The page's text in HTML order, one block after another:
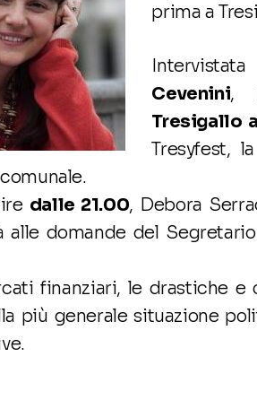
prima a
Cevenini,
Tresigallo
Tresyfest,
dalle 21.00, Debora
alle domande del
finanziari, le drastiche e
più generale situazione